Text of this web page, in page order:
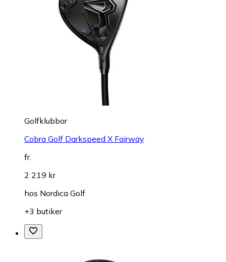
Golfklubbor
Cobra Golf Darkspeed X Fairway
fr.
2 219 kr
hos Nordica Golf
+3 butiker